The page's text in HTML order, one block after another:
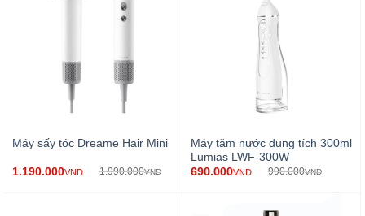
Máy sấy tóc Dreame Hair Mini
1.190.000VND 1.990.000VND
Máy tăm nước dung tích 300ml
Lumias LWF-300W
690.000VND 990.000VND